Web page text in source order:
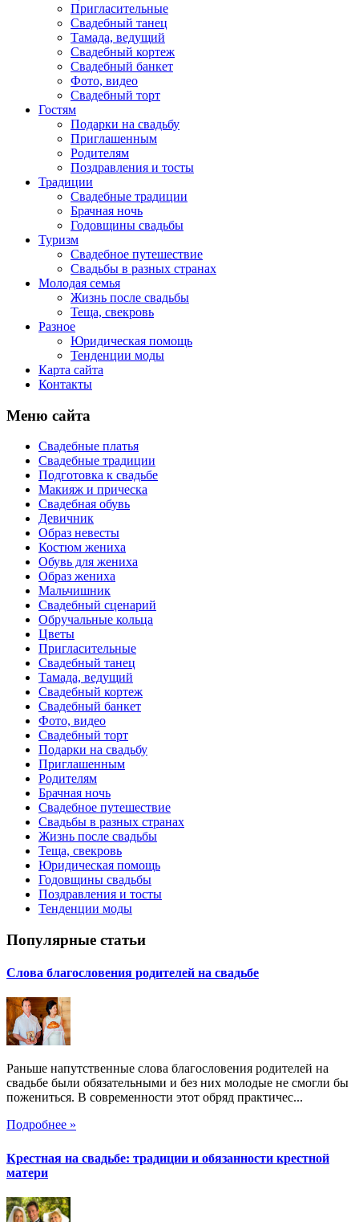
Пригласительные
Свадебный танец
Тамада, ведущий
Свадебный кортеж
Свадебный банкет
Фото, видео
Свадебный торт
Гостям
Подарки на свадьбу
Приглашенным
Родителям
Поздравления и тосты
Традиции
Свадебные традиции
Брачная ночь
Годовщины свадьбы
Туризм
Свадебное путешествие
Свадьбы в разных странах
Молодая семья
Жизнь после свадьбы
Теща, свекровь
Разное
Юридическая помощь
Тенденции моды
Карта сайта
Контакты
Меню сайта
Свадебные платья
Свадебные традиции
Подготовка к свадьбе
Макияж и прическа
Свадебная обувь
Девичник
Образ невесты
Костюм жениха
Обувь для жениха
Образ жениха
Мальчишник
Свадебный сценарий
Обручальные кольца
Цветы
Пригласительные
Свадебный танец
Тамада, ведущий
Свадебный кортеж
Свадебный банкет
Фото, видео
Свадебный торт
Подарки на свадьбу
Приглашенным
Родителям
Брачная ночь
Свадебное путешествие
Свадьбы в разных странах
Жизнь после свадьбы
Теща, свекровь
Юридическая помощь
Годовщины свадьбы
Поздравления и тосты
Тенденции моды
Популярные статьи
Слова благословения родителей на свадьбе
Раньше напутственные слова благословения родителей на
свадьбе были обязательными и без них молодые не смогли бы
пожениться. В современности этот обряд практичес...
Подробнее »
Крестная на свадьбе: традиции и обязанности крестной
матери